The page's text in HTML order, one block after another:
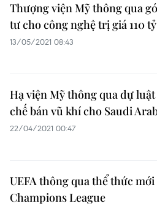
Thượng viện Mỹ thông qua
tư cho công nghệ trị giá 110
13/05/2021 08:43
Hạ viện Mỹ thông qua dự
chế bán vũ khí cho Saudi
22/04/2021 00:47
UEFA thông qua thể thức mới
Champions League